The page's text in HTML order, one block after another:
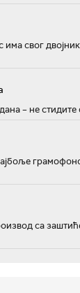
свог
– не стидите
са